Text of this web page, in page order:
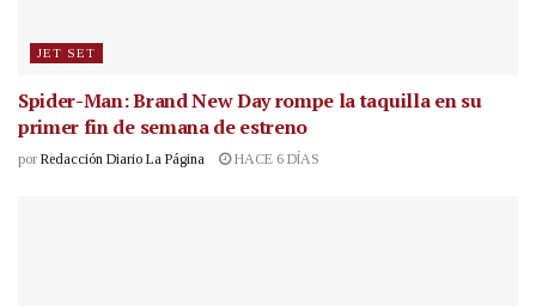
JET SET
Spider-Man: Brand New Day rompe la taquilla en su
primer fin de semana de estreno
por Redacción Diario La Página HACE 6 DÍAS